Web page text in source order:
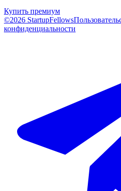
Купить премиум
©2026 StartupFellows
конфиденциальности